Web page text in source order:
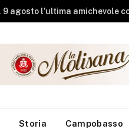
Storia Campobasso